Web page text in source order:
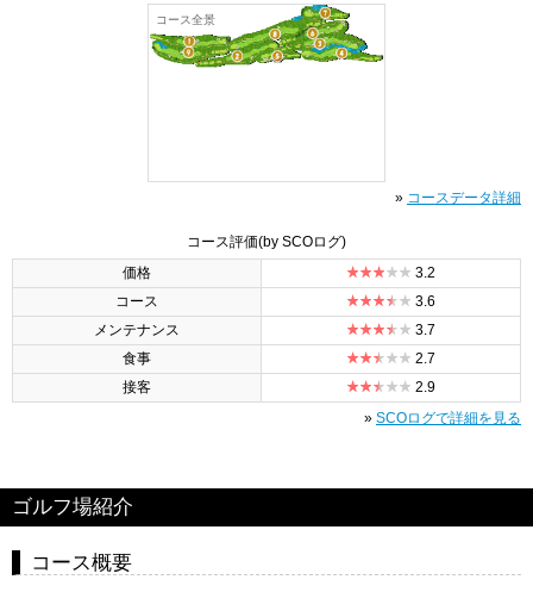
コース全景
» コースデータ詳細
コース評価(by SCOログ)
価格
3.2
コース
3.6
メンテナンス
3.7
食事
2.7
接客
2.9
» SCOログで詳細を見る
ゴルフ場紹介
コース概要